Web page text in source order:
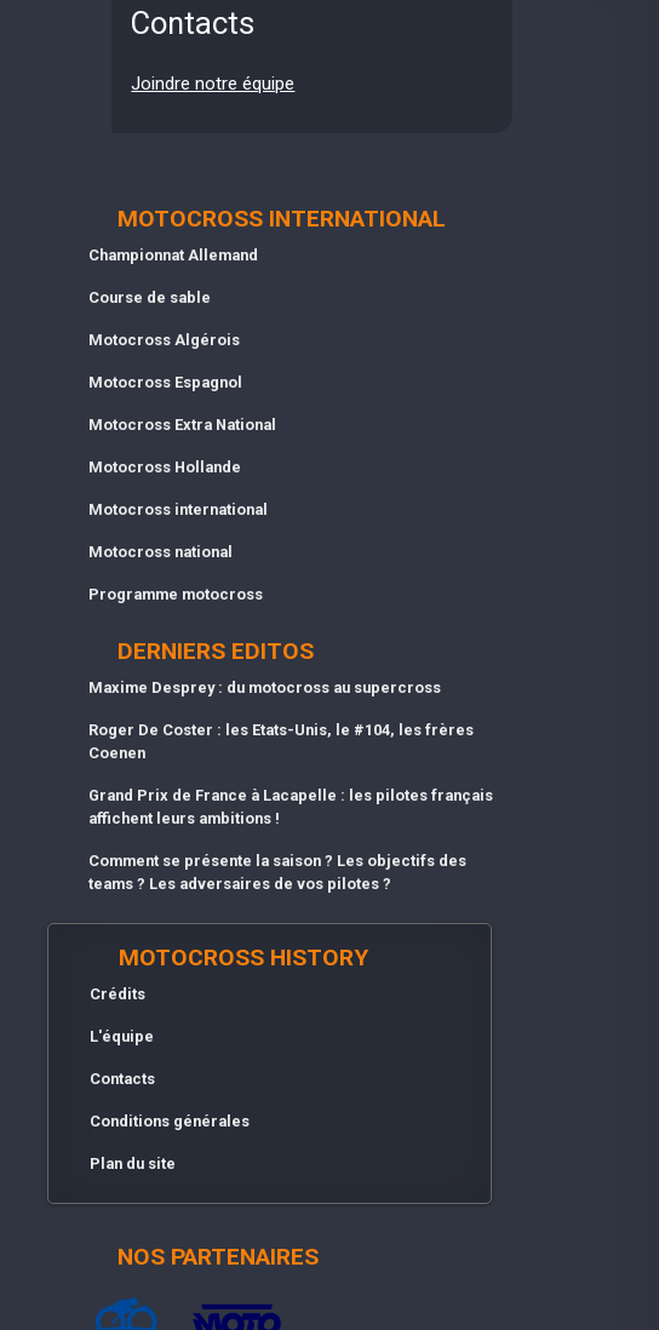
Contacts
Joindre notre équipe
MOTOCROSS INTERNATIONAL
Championnat Allemand
Course de sable
Motocross Algérois
Motocross Espagnol
Motocross Extra National
Motocross Hollande
Motocross international
Motocross national
Programme motocross
DERNIERS EDITOS
Maxime Desprey : du motocross au supercross
Roger De Coster : les Etats-Unis, le #104, les frères
Coenen
Grand Prix de France à Lacapelle : les pilotes français
affichent leurs ambitions !
Comment se présente la saison ? Les objectifs des
teams ? Les adversaires de vos pilotes ?
MOTOCROSS HISTORY
Crédits
L'équipe
Contacts
Conditions générales
Plan du site
NOS PARTENAIRES